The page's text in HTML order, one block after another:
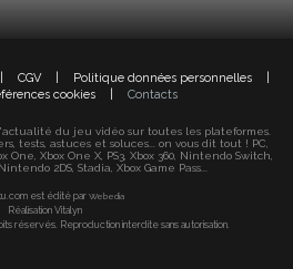
CGV Politique données personnelles
cookies Contacts
du jeu vidéo sur toutes les plateformes.
tests, astuces et soluces... on vous dit tout ! PC,
One, Xbox One X, PS3, Xbox 360, Nintendo Switch,
2DS, Stadia, Xbox Game Pass...
est édité par Webedia
Réalisation Vitalyn
réservés. Reproduction interdite sans autorisation.